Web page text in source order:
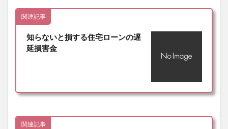
関連記事
知らないと損する住宅ローンの遅
延損害金
関連記事